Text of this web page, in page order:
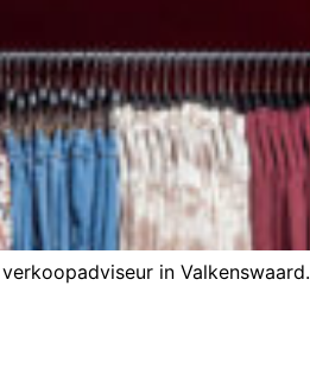
in Valkenswaard.